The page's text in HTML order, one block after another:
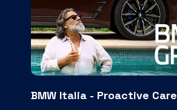
BMW Italia - Proactive Care